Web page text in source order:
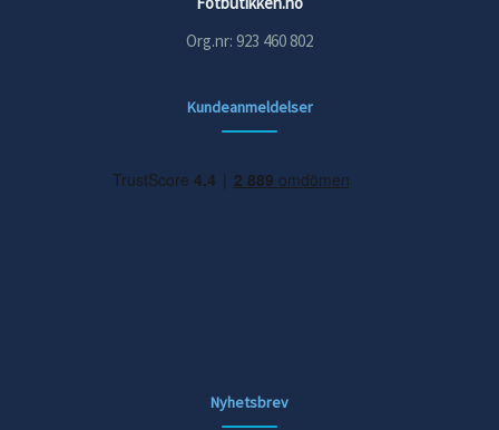
Org.nr: 923 460 802
Kundeanmeldelser
Nyhetsbrev